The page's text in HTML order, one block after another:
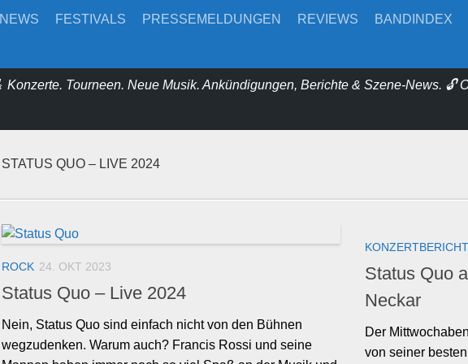
FESTIVALS PRESSEMELDUNGEN REVIEWS BANDINDEX
Konzerte. Tourneen. Neue Musik. Ankündigungen, Berichte & Szene-News. 🔓
STATUS QUO – LIVE 2024
ROCK 24. OKT 2023
Status Quo – Live 2024
Nein, Status Quo sind einfach nicht von den Bühnen
wegzudenken. Warum auch? Francis Rossi und seine
Status Quo
Neckar
Der
von seiner